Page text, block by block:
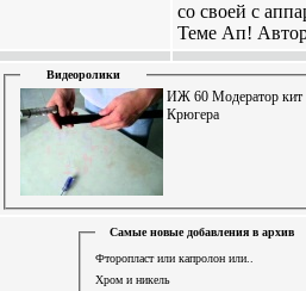
со своей с
Теме Ап!
Видеоролики
ИЖ 60 Модератор кит
Крюгера
Самые новые добавления в архив
Фторопласт или капролон или..
Хром и никель